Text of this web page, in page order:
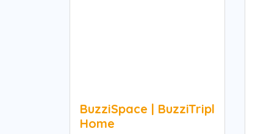
BuzziSpace | BuzziTripl
Home